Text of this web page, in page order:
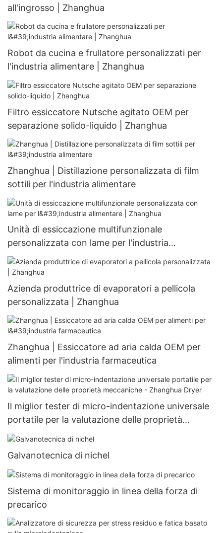
all'ingrosso | Zhanghua
Robot da cucina e frullatore personalizzati per
l'industria alimentare | Zhanghua
Filtro essiccatore Nutsche agitato OEM per
separazione solido-liquido | Zhanghua
Zhanghua | Distillazione personalizzata di film
sottili per l'industria alimentare
Unità di essiccazione multifunzionale
personalizzata con lame per l'industria
alimentare | Zhanghua
Azienda produttrice di evaporatori a pellicola
personalizzata | Zhanghua
Zhanghua | Essiccatore ad aria calda OEM per
alimenti per l'industria farmaceutica
Il miglior tester di micro-indentazione universale
portatile per la valutazione delle proprietà
meccaniche - Zhanghua Dryer
Galvanotecnica di nichel
Sistema di monitoraggio in linea della forza di
precarico